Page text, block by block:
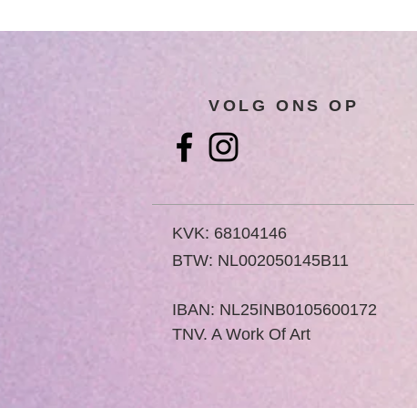
VOLG ONS OP
KVK: 68104146
BTW: NL002050145B11
IBAN: NL25INB0105600172
TNV. A Work Of Art